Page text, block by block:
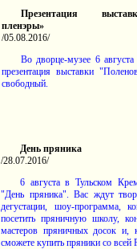
Презентация
пленэры»
/05.08.2016/
Во дворце-музее 6
презентация выставки
свободный.
День пряника
/28.07.2016/
6 августа в Тульском
"День пряника". Вас ждут
дегустации, шоу-программа,
посетить пряничную школу,
мастеров пряничных досок и,
сможете купить пряники со всей